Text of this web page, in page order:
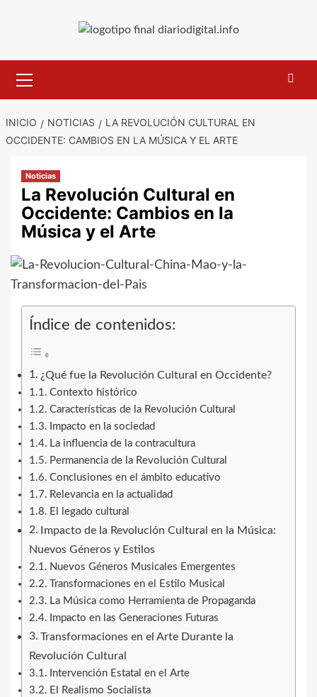
primario
INICIO NOTICIAS
LA REVOLUCIÓN CULTURAL EN
OCCIDENTE: CAMBIOS EN LA MÚSICA Y EL ARTE
Noticias
La Revolución Cultural en
Occidente: Cambios en la
Música y el Arte
Índice de contenidos:
¿Qué fue la Revolución Cultural en Occidente?
Contexto histórico
Características de la Revolución Cultural
Impacto en la sociedad
La influencia de la contracultura
Permanencia de la Revolución Cultural
Conclusiones en el ámbito educativo
Relevancia en la actualidad
El legado cultural
Impacto de la Revolución Cultural en la Música:
Nuevos Géneros y Estilos
Nuevos Géneros Musicales Emergentes
Transformaciones en el Estilo Musical
La Música como Herramienta de Propaganda
Impacto en las Generaciones Futuras
Transformaciones en el Arte Durante la
Revolución Cultural
Intervención Estatal en el Arte
El Realismo Socialista